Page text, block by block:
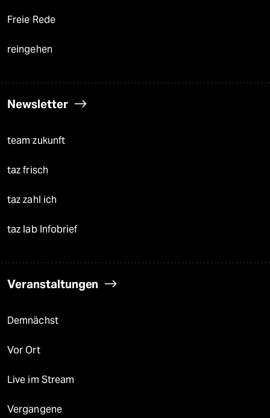
Freie Rede
reingehen
Newsletter
team zukunft
taz frisch
taz zahl ich
taz lab Infobrief
Veranstaltungen
Demnächst
Vor Ort
Live im Stream
Vergangene